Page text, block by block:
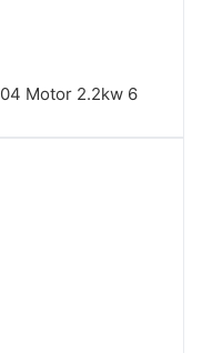
Motor 2.2kw 6